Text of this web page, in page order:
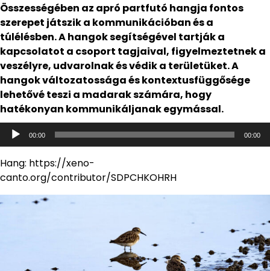
Összességében az apró partfutó hangja fontos
szerepet játszik a kommunikációban és a
túlélésben. A hangok segítségével tartják a
kapcsolatot a csoport tagjaival, figyelmeztetnek a
veszélyre, udvarolnak és védik a területüket. A
hangok változatossága és kontextusfüggősége
lehetővé teszi a madarak számára, hogy
hatékonyan kommunikáljanak egymással.
Audió
lejátszó
00:00 00:00
Hang: https://xeno-
canto.org/contributor/SDPCHKOHRH